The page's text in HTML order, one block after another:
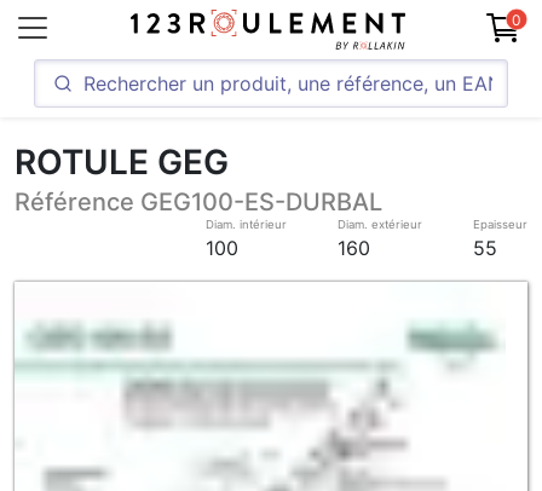
0
ROTULE GEG
Référence GEG100-ES-DURBAL
Diam. intérieur
100
Diam. extérieur
160
Epaisseur
55